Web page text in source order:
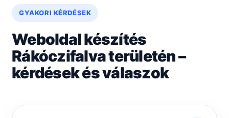
GYAKORI KÉRDÉSEK
Weboldal készítés
Rákóczifalva területén –
kérdések és válaszok